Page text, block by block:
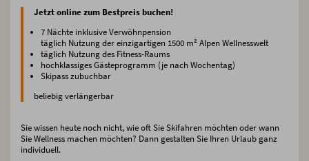
Jetzt online zum Bestpreis buchen!
7 Nächte inklusive Verwöhnpension
täglich Nutzung der einzigartigen 1500 m² Alpen Wellnesswelt
täglich Nutzung des Fitness-Raums
hochklassiges Gästeprogramm (je nach Wochentag)
Skipass zubuchbar
beliebig verlängerbar
Sie wissen heute noch nicht, wie oft Sie Skifahren möchten oder wann
Sie Wellness machen möchten? Dann gestalten Sie Ihren Urlaub ganz
individuell.